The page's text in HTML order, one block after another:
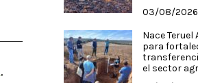
,
03/08/2026
Nace
para
el sector